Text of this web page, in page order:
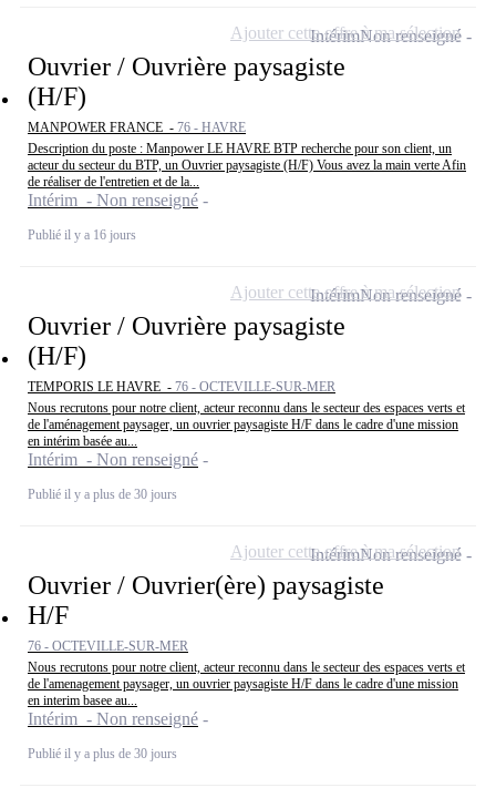
Ouvrier / Ouvrière paysagiste
(H/F)
MANPOWER FRANCE - 76 - HAVRE
Description du poste : Manpower LE HAVRE BTP recherche pour son client, un
acteur du secteur du BTP, un Ouvrier paysagiste (H/F) Vous avez la main verte Afin
de réaliser de l'entretien et de la...
Intérim - Non renseigné
Publié il y a 16 jours
IntérimNon renseigné
Ajouter cette offre à ma sélection
Ouvrier / Ouvrière paysagiste
(H/F)
TEMPORIS LE HAVRE - 76 - OCTEVILLE-SUR-MER
Nous recrutons pour notre client, acteur reconnu dans le secteur des espaces verts et
de l'aménagement paysager, un ouvrier paysagiste H/F dans le cadre d'une mission
en intérim basée au...
Intérim - Non renseigné
Publié il y a plus de 30 jours
IntérimNon renseigné
Ajouter cette offre à ma sélection
Ouvrier / Ouvrier(ère) paysagiste
H/F
76 - OCTEVILLE-SUR-MER
Nous recrutons pour notre client, acteur reconnu dans le secteur des espaces verts et
de l'amenagement paysager, un ouvrier paysagiste H/F dans le cadre d'une mission
en interim basee au...
Intérim - Non renseigné
Publié il y a plus de 30 jours
IntérimNon renseigné
Ajouter cette offre à ma sélection